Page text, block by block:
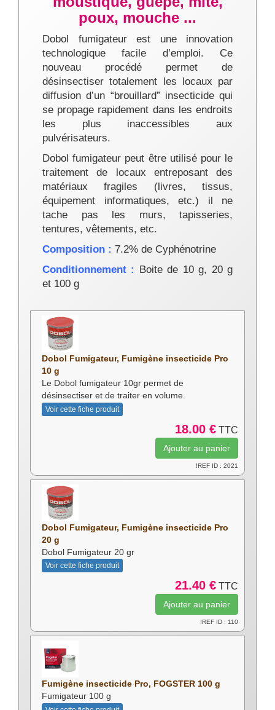
poux, mouche ...
Dobol fumigateur est une innovation
technologique facile d’emploi. Ce
nouveau procédé permet de
désinsectiser totalement les locaux par
diffusion d’un “brouillard” insecticide qui
se propage rapidement dans les endroits
les plus inaccessibles aux
pulvérisateurs.
Dobol fumigateur peut être utilisé pour le
traitement de locaux entreposant des
matériaux fragiles (livres, tissus,
équipement informatiques, etc.) il ne
tache pas les murs, tapisseries,
tentures, vêtements, etc.
Composition : 7.2% de Cyphénotrine
Conditionnement :
Boite de 10 g, 20 g
et 100 g
Dobol Fumigateur, Fumigène insecticide Pro
10 g
Le Dobol fumigateur 10gr permet de
désinsectiser et de traiter en volume.
Voir cette fiche produit
18.00 € TTC
!REF ID : 2021
Dobol Fumigateur, Fumigène insecticide Pro
20 g
Dobol Fumigateur 20 gr
Voir cette fiche produit
21.40 € TTC
!REF ID : 110
Fumigène insecticide Pro, FOGSTER 100 g
Fumigateur 100 g